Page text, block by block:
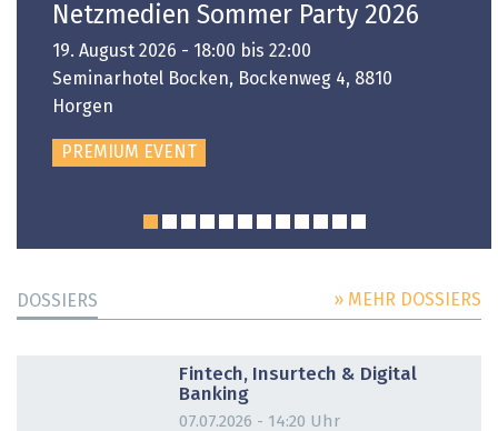
Netzmedien Sommer Party 2026
19. August 2026 - 18:00 bis 22:00
Seminarhotel Bocken, Bockenweg 4, 8810
Horgen
PREMIUM EVENT
DOSSIERS » MEHR DOSSIERS
Fintech, Insurtech & Digital
Banking
07.07.2026 - 14:20 Uhr